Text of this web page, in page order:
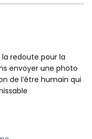
redoute pour la
envoyer une photo
de l’être humain qui